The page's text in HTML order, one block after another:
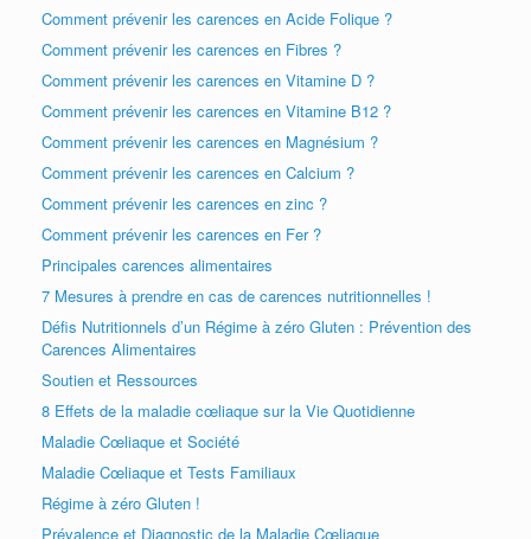
Comment prévenir les carences en Acide Folique ?
Comment prévenir les carences en Fibres ?
Comment prévenir les carences en Vitamine D ?
Comment prévenir les carences en Vitamine B12 ?
Comment prévenir les carences en Magnésium ?
Comment prévenir les carences en Calcium ?
Comment prévenir les carences en zinc ?
Comment prévenir les carences en Fer ?
Principales carences alimentaires
7 Mesures à prendre en cas de carences nutritionnelles !
Défis Nutritionnels d’un Régime à zéro Gluten : Prévention des
Carences Alimentaires
Soutien et Ressources
8 Effets de la maladie cœliaque sur la Vie Quotidienne
Maladie Cœliaque et Société
Maladie Cœliaque et Tests Familiaux
Régime à zéro Gluten !
Prévalence et Diagnostic de la Maladie Cœliaque